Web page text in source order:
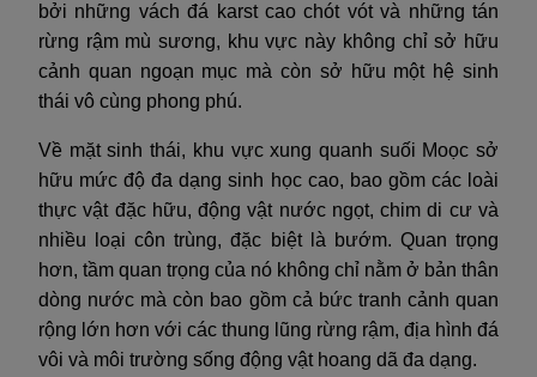
bởi những vách đá karst cao chót vót và những tán
rừng rậm mù sương, khu vực này không chỉ sở hữu
cảnh quan ngoạn mục mà còn sở hữu một hệ sinh
thái vô cùng phong phú.
Về mặt sinh thái, khu vực xung quanh suối Moọc sở
hữu mức độ đa dạng sinh học cao, bao gồm các loài
thực vật đặc hữu, động vật nước ngọt, chim di cư và
nhiều loại côn trùng, đặc biệt là bướm. Quan trọng
hơn, tầm quan trọng của nó không chỉ nằm ở bản thân
dòng nước mà còn bao gồm cả bức tranh cảnh quan
rộng lớn hơn với các thung lũng rừng rậm, địa hình đá
vôi và môi trường sống động vật hoang dã đa dạng.